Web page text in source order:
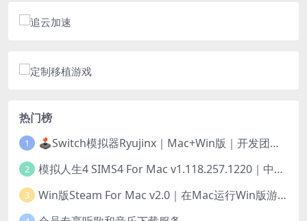
热门榜
1 🕹️Switch模拟器Ryujinx｜Mac+Win版｜开发团队已解散此乃最后的绝唱版本
2 模拟人生4 SIMS4 For Mac v1.118.257.1220｜中文原生版｜无限金币｜全100DLC
3 Win版Steam For Mac v2.0｜在Mac运行Win版游戏！｜升级GPTK4.0支持！